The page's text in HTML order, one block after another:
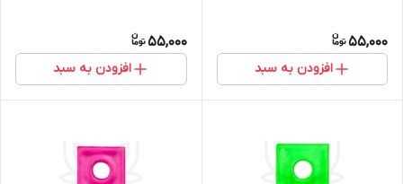
55,000
افزودن به سبد
55,000
افزودن به سبد